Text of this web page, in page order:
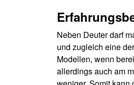
Neben Deuter darf
und zugleich eine
Modellen, wenn
allerdings auch am